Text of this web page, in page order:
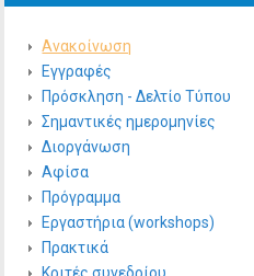
Ανακοίνωση
Εγγραφές
Πρόσκληση - Δελτίο Τύπου
Σημαντικές ημερομηνίες
Διοργάνωση
Αφίσα
Πρόγραμμα
Εργαστήρια (workshops)
Πρακτικά